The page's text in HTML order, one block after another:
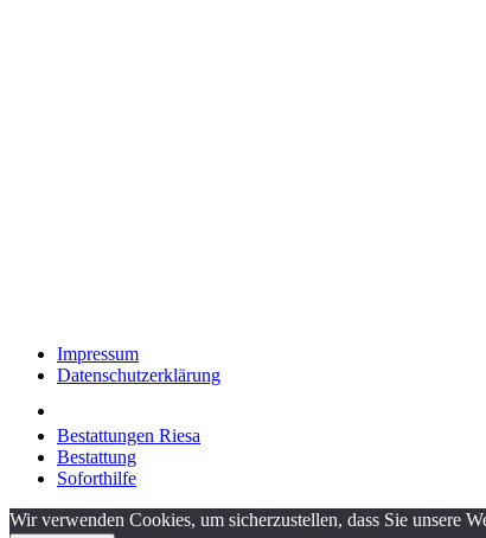
Impressum
Datenschutzerklärung
Bestattungen Riesa
Bestattung
Soforthilfe
Wir verwenden Cookies, um sicherzustellen, dass Sie unsere